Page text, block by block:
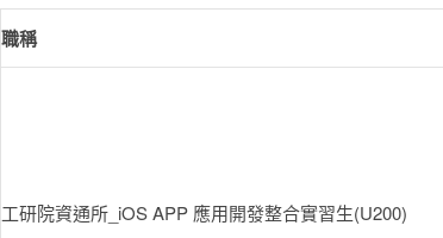
職稱
工研院資通所_iOS APP 應用開發整合實習生(U200)